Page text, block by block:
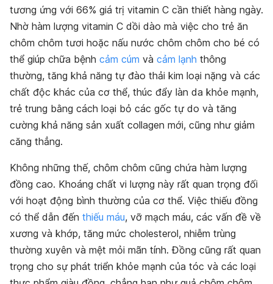
tương ứng với 66% giá trị vitamin C cần thiết hàng ngày.
Nhờ hàm lượng vitamin C dồi dào mà việc cho trẻ ăn
chôm chôm tươi hoặc nấu nước chôm chôm cho bé có
thể giúp chữa bệnh cảm cúm và cảm lạnh thông
thường, tăng khả năng tự đào thải kim loại nặng và các
chất độc khác của cơ thể, thúc đẩy làn da khỏe mạnh,
trẻ trung bằng cách loại bỏ các gốc tự do và tăng
cường khả năng sản xuất collagen mới, cũng như giảm
căng thẳng.
Không những thế, chôm chôm cũng chứa hàm lượng
đồng cao. Khoáng chất vi lượng này rất quan trọng đối
với hoạt động bình thường của cơ thể. Việc thiếu đồng
có thể dẫn đến thiếu máu, vỡ mạch máu, các vấn đề về
xương và khớp, tăng mức cholesterol, nhiễm trùng
thường xuyên và mệt mỏi mãn tính. Đồng cũng rất quan
trọng cho sự phát triển khỏe mạnh của tóc và các loại